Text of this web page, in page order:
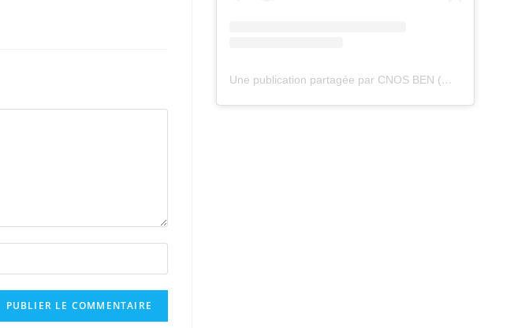
Une publication partagée par CNOS BEN (@cnos_ben)